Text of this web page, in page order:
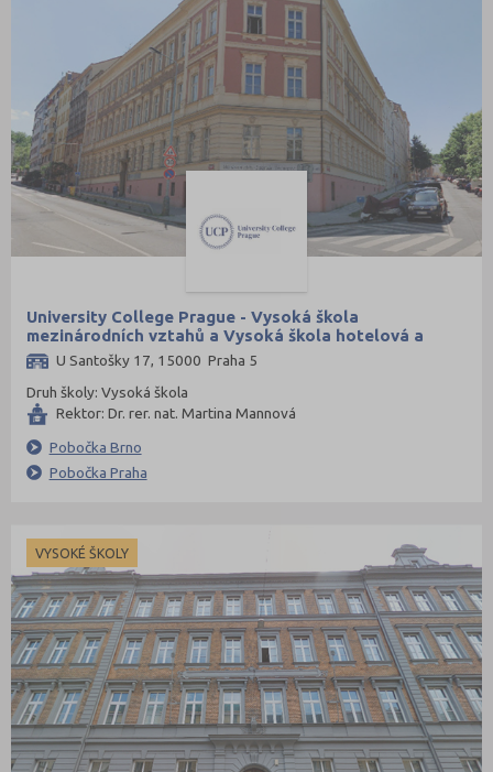
University College Prague - Vysoká škola
mezinárodních vztahů a Vysoká škola hotelová a
ekonomická s.r.o.
U Santošky 17, 15000 Praha 5
Druh školy: Vysoká škola
Rektor: Dr. rer. nat. Martina Mannová
Pobočka Brno
Pobočka Praha
VYSOKÉ ŠKOLY